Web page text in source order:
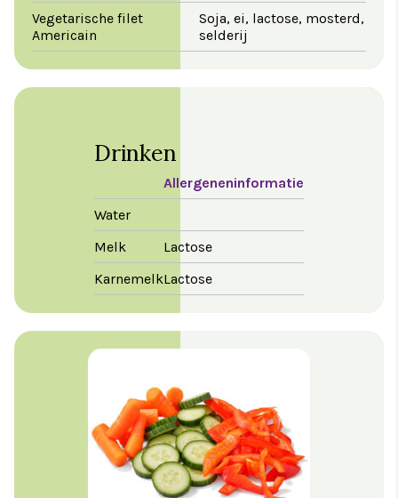
Vegetarische filet
Americain
Soja, ei, lactose, mosterd,
selderij
Drinken
Allergeneninformatie
Water
Melk
Lactose
KarnemelkLactose